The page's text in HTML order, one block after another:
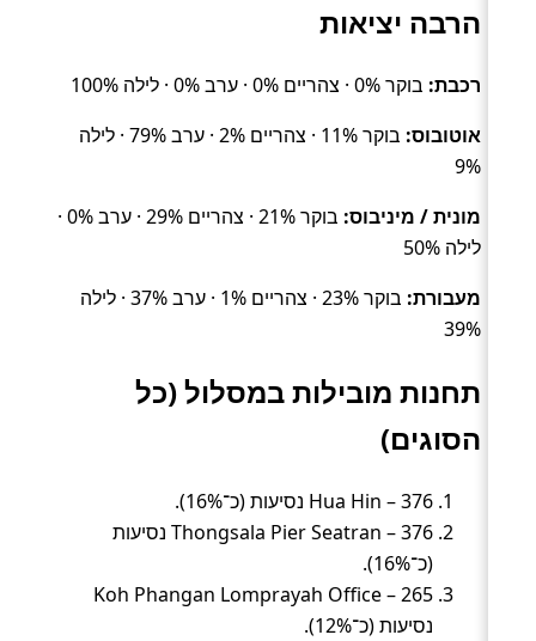
הרבה יציאות
רכבת: בוקר 0% · צהריים 0% · ערב 0% · לילה 100%
אוטובוס:
בוקר 11% · צהריים 2% · ערב 79% · לילה
9%
מונית / מיניבוס:
בוקר 21% · צהריים 29% · ערב 0% ·
לילה 50%
מעבורת:
בוקר 23% · צהריים 1% · ערב 37% · לילה
39%
תחנות מובילות במסלול (כל
הסוגים)
Hua Hin – 376 נסיעות (כ־16%).
Thongsala Pier Seatran – 376 נסיעות
(כ־16%).
Koh Phangan Lomprayah Office – 265
נסיעות (כ־12%).